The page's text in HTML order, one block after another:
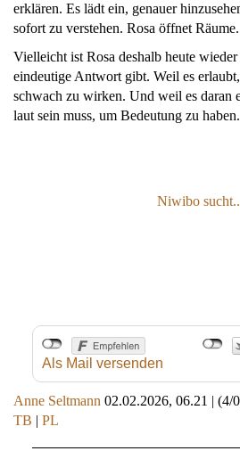
erklären. Es lädt ein, genauer
sofort zu verstehen. Rosa öffnet Räume.
Vielleicht ist Rosa deshalb heute
eindeutige Antwort gibt. Weil es
schwach zu wirken. Und weil es daran
laut sein muss, um Bedeutung zu haben.
Niwibo
Als Mail versenden
Anne Seltmann 02.02.2026, 06.21 | (4/
TB | PL